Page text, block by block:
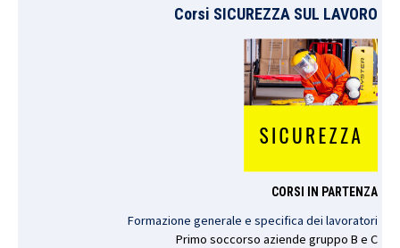
Corsi SICUREZZA SUL LAVORO
CORSI IN PARTENZA
Formazione generale e specifica dei lavoratori
Primo soccorso aziende gruppo B e C